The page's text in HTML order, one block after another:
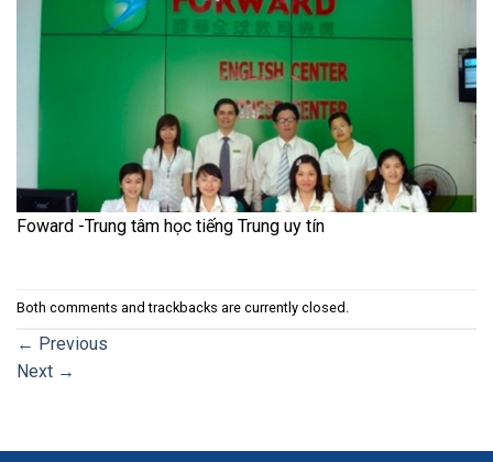
Foward -Trung tâm học tiếng Trung uy tín
Both comments and trackbacks are currently closed.
← Previous
Next →